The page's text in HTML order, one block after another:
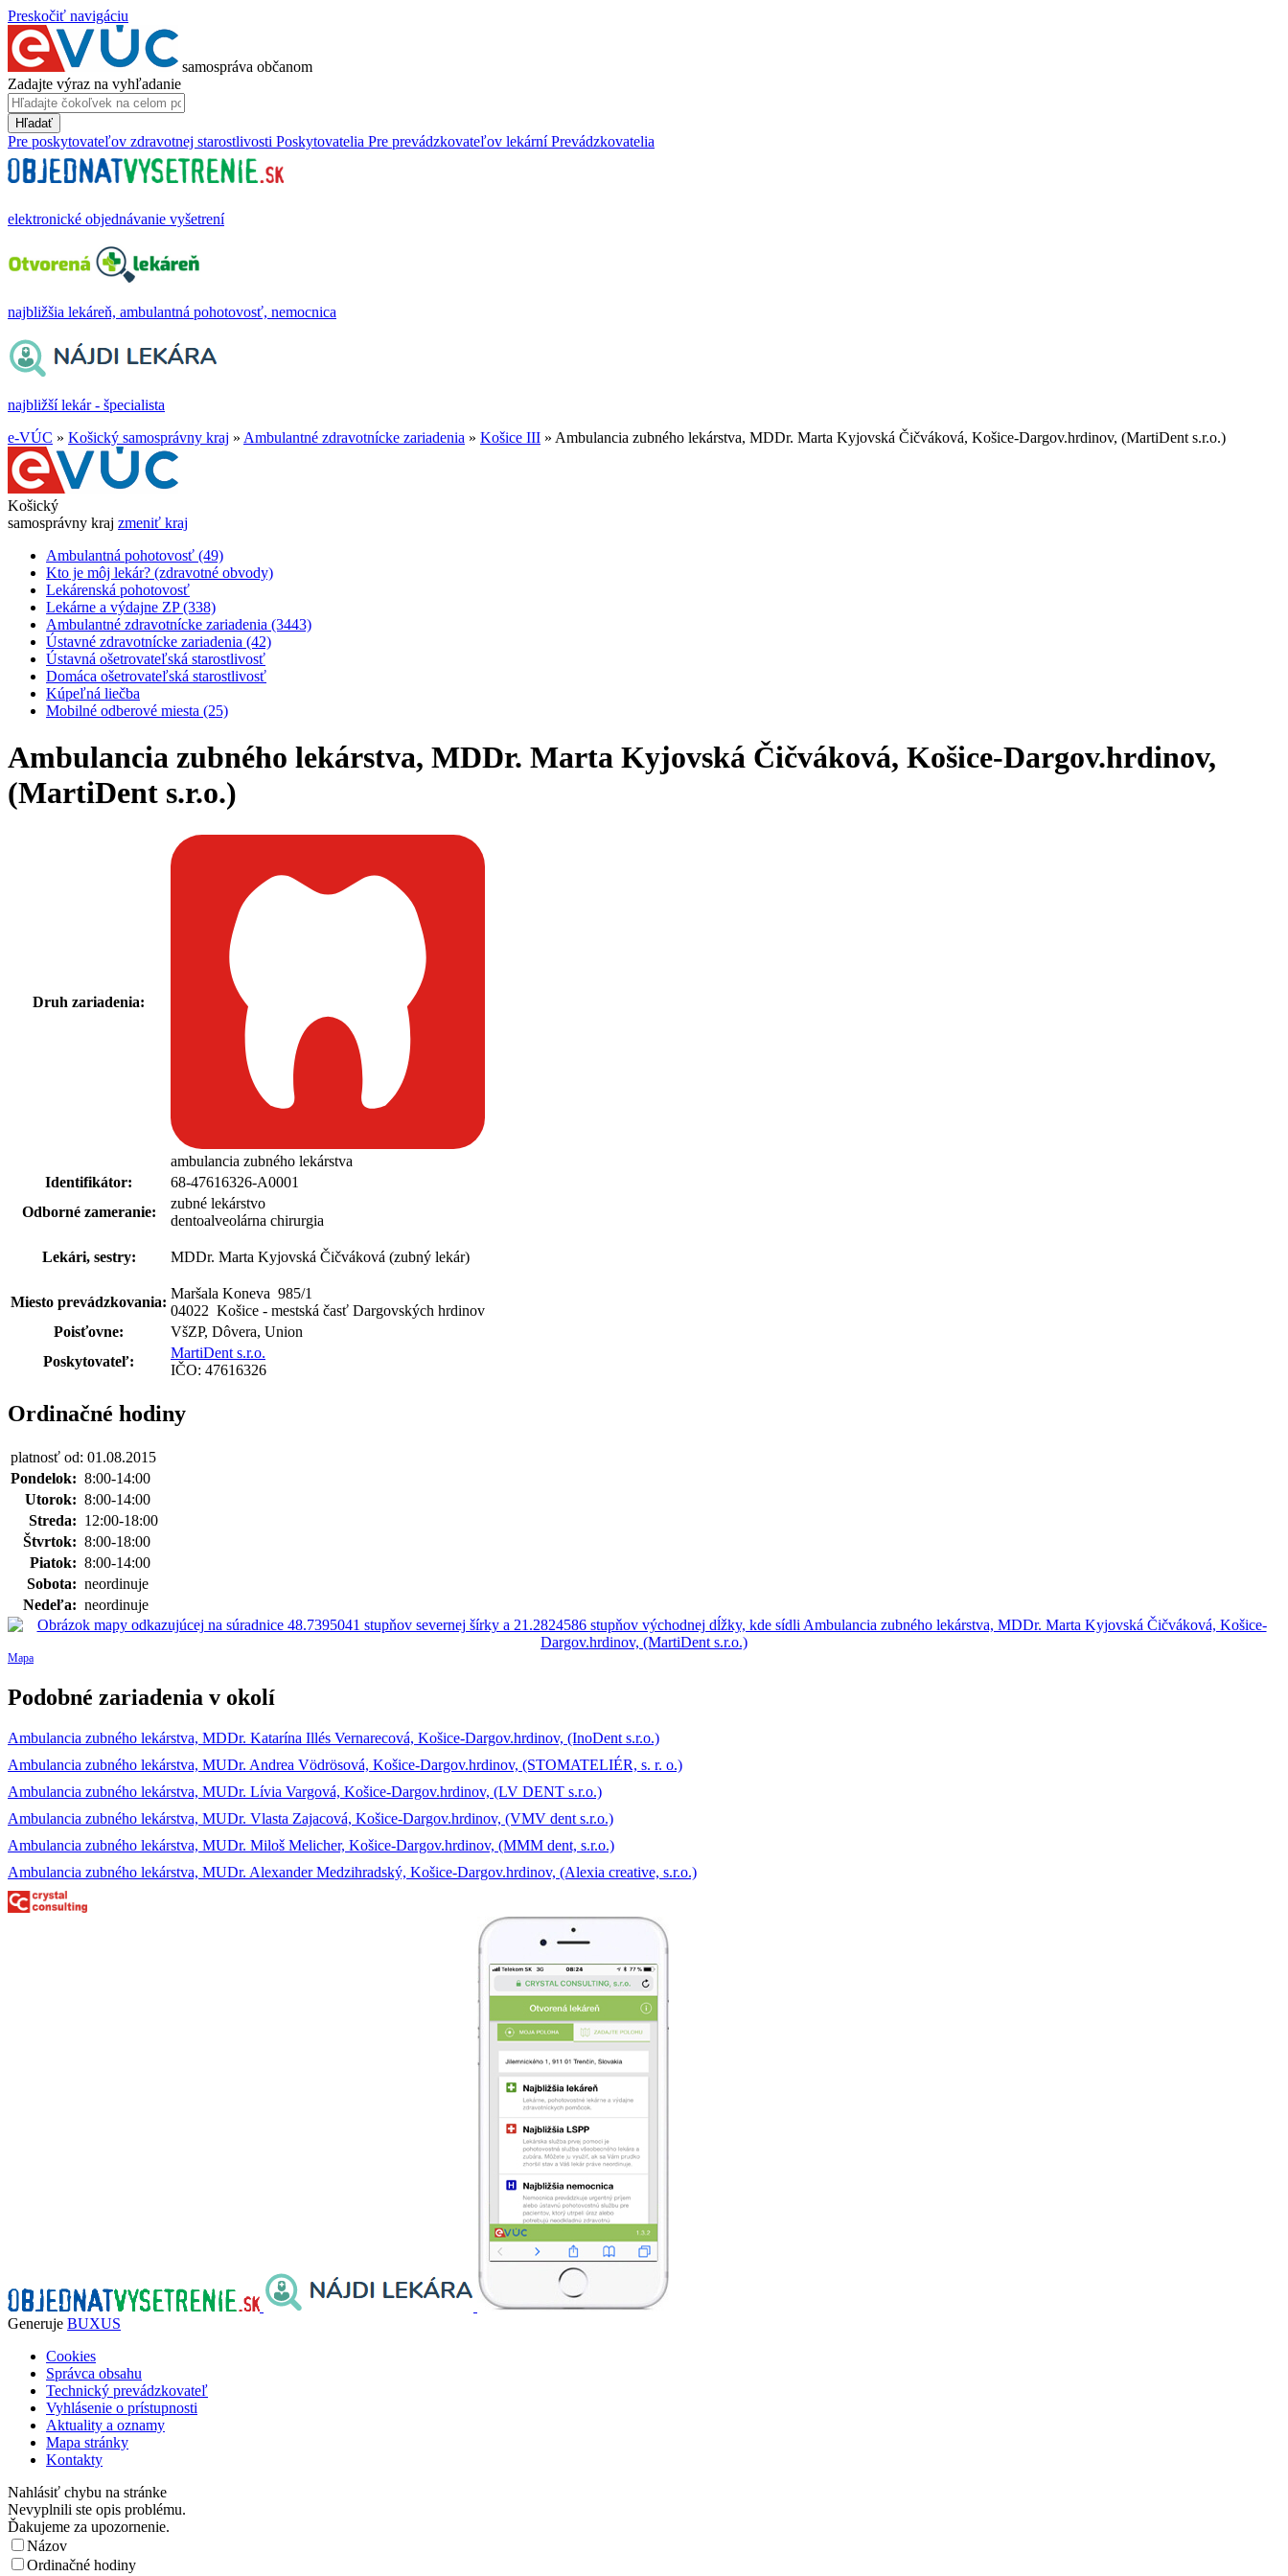
Preskočiť navigáciu
samospráva občanom
Zadajte výraz na vyhľadanie
Hľadať
Pre poskytovateľov zdravotnej starostlivosti Poskytovatelia Pre prevádzkovateľov lekární Prevádzkovatelia
elektronické objednávanie vyšetrení
najbližšia lekáreň, ambulantná pohotovosť, nemocnica
najbližší lekár - špecialista
e-VÚC » Košický samosprávny kraj » Ambulantné zdravotnícke zariadenia » Košice III » Ambulancia zubného lekárstva, MDDr. Marta Kyjovská Čičváková, Košice-Dargov.hrdinov, (MartiDent s.r.o.)
Košický
samosprávny kraj zmeniť kraj
Ambulantná pohotovosť (49)
Kto je môj lekár? (zdravotné obvody)
Lekárenská pohotovosť
Lekárne a výdajne ZP (338)
Ambulantné zdravotnícke zariadenia (3443)
Ústavné zdravotnícke zariadenia (42)
Ústavná ošetrovateľská starostlivosť
Domáca ošetrovateľská starostlivosť
Kúpeľná liečba
Mobilné odberové miesta (25)
Ambulancia zubného lekárstva, MDDr. Marta Kyjovská Čičváková, Košice-Dargov.hrdinov,
(MartiDent s.r.o.)
Druh zariadenia:
ambulancia zubného lekárstva
Identifikátor:
68-47616326-A0001
Odborné zameranie:
zubné lekárstvo
dentoalveolárna chirurgia
Lekári, sestry: MDDr. Marta Kyjovská Čičváková (zubný lekár)
Miesto prevádzkovania:
Maršala Koneva 985/1
04022 Košice - mestská časť Dargovských hrdinov
Poisťovne:
VšZP, Dôvera, Union
Poskytovateľ:
MartiDent s.r.o.
IČO: 47616326
Ordinačné hodiny
platnosť od: 01.08.2015
Pondelok: 8:00-14:00
Utorok: 8:00-14:00
Streda: 12:00-18:00
Štvrtok: 8:00-18:00
Piatok: 8:00-14:00
Sobota: neordinuje
Nedeľa: neordinuje
Mapa
Podobné zariadenia v okolí
Ambulancia zubného lekárstva, MDDr. Katarína Illés Vernarecová, Košice-Dargov.hrdinov, (InoDent s.r.o.)
Ambulancia zubného lekárstva, MUDr. Andrea Vödrösová, Košice-Dargov.hrdinov, (STOMATELIÉR, s. r. o.)
Ambulancia zubného lekárstva, MUDr. Lívia Vargová, Košice-Dargov.hrdinov, (LV DENT s.r.o.)
Ambulancia zubného lekárstva, MUDr. Vlasta Zajacová, Košice-Dargov.hrdinov, (VMV dent s.r.o.)
Ambulancia zubného lekárstva, MUDr. Miloš Melicher, Košice-Dargov.hrdinov, (MMM dent, s.r.o.)
Ambulancia zubného lekárstva, MUDr. Alexander Medzihradský, Košice-Dargov.hrdinov, (Alexia creative, s.r.o.)
Generuje BUXUS
Cookies
Správca obsahu
Technický prevádzkovateľ
Vyhlásenie o prístupnosti
Aktuality a oznamy
Mapa stránky
Kontakty
Nahlásiť chybu na stránke
Nevyplnili ste opis problému.
Ďakujeme za upozornenie.
Názov
Ordinačné hodiny